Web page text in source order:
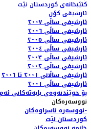
کتێبخانەی کوردستان نێت
ئارشیفی کۆن
ئارشیفی ساڵی ٢٠٠٧
ئارشیفی ساڵی ٢٠٠٦
ئارشیفی ساڵی ٢٠٠٥
ئارشیفی ساڵی ٢٠٠٤
ئارشیفی ساڵی ٢٠٠٣
ئارشیفی ساڵی ٢٠٠٢
ئارشیفی ساڵانی ٢٠٠١ تا ٢٠٠٦
ئارشیفی ساڵی ٢٠٠١
بۆ خوێندنەوەی بابەتەکانی
نووسەرەکان
نووسەرە ناسراوەکان-
کوردستان نێت